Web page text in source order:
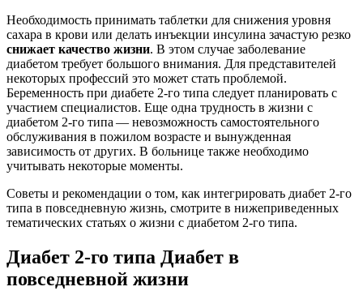
Необходимость принимать таблетки для снижения уровня
сахара в крови или делать инъекции инсулина зачастую резко
снижает качество жизни. В этом случае заболевание
диабетом требует большого внимания. Для представителей
некоторых профессий это может стать проблемой.
Беременность при диабете 2-го типа следует планировать с
участием специалистов. Еще одна трудность в жизни с
диабетом 2-го типа — невозможность самостоятельного
обслуживания в пожилом возрасте и вынужденная
зависимость от других. В больнице также необходимо
учитывать некоторые моменты.
Советы и рекомендации о том, как интегрировать диабет 2-го
типа в повседневную жизнь, смотрите в нижеприведенных
тематических статьях о жизни с диабетом 2-го типа.
Диабет 2-го типа Диабет в
повседневной жизни